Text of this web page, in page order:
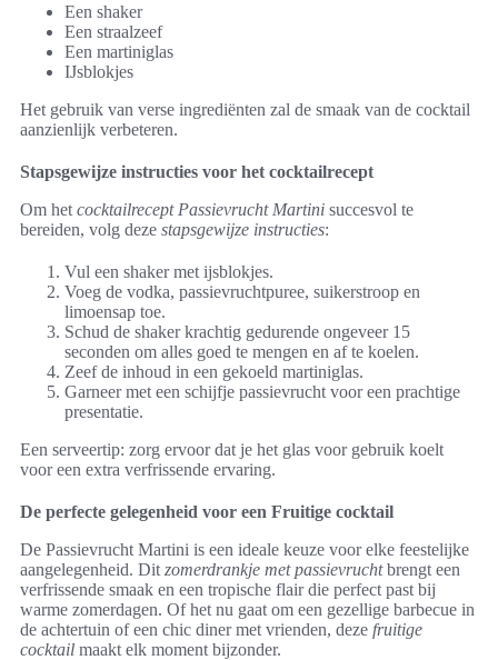
Een shaker
Een straalzeef
Een martiniglas
IJsblokjes
Het gebruik van verse ingrediënten zal de smaak van de cocktail
aanzienlijk verbeteren.
Stapsgewijze instructies voor het cocktailrecept
Om het cocktailrecept Passievrucht Martini succesvol te
bereiden, volg deze stapsgewijze instructies:
Vul een shaker met ijsblokjes.
Voeg de vodka, passievruchtpuree, suikerstroop en
limoensap toe.
Schud de shaker krachtig gedurende ongeveer 15
seconden om alles goed te mengen en af te koelen.
Zeef de inhoud in een gekoeld martiniglas.
Garneer met een schijfje passievrucht voor een prachtige
presentatie.
Een serveertip: zorg ervoor dat je het glas voor gebruik koelt
voor een extra verfrissende ervaring.
De perfecte gelegenheid voor een Fruitige cocktail
De Passievrucht Martini is een ideale keuze voor elke feestelijke
aangelegenheid. Dit zomerdrankje met passievruchtbrengt een
verfrissende smaak en een tropische flair die perfect past bij
warme zomerdagen. Of het nu gaat om een gezellige barbecue in
de achtertuin of een chic diner met vrienden, deze fruitige
cocktail maakt elk moment bijzonder.